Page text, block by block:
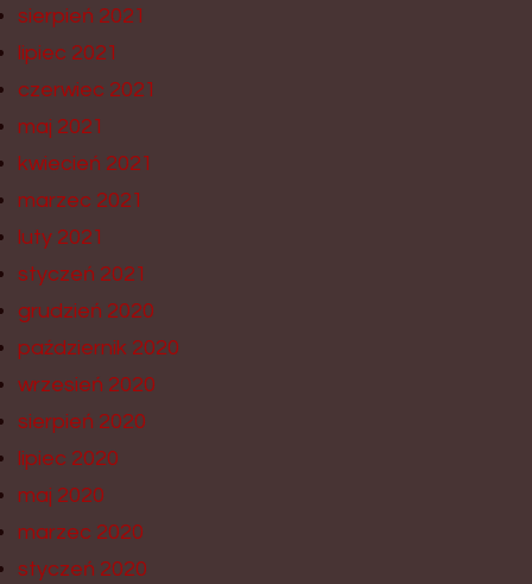
sierpień 2021
lipiec 2021
czerwiec 2021
maj 2021
kwiecień 2021
marzec 2021
luty 2021
styczeń 2021
grudzień 2020
październik 2020
wrzesień 2020
sierpień 2020
lipiec 2020
maj 2020
marzec 2020
styczeń 2020